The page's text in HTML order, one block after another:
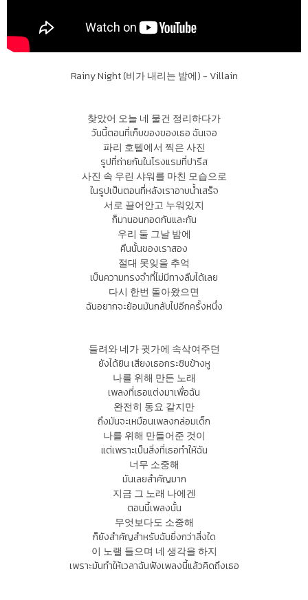
Rainy Night (비가 내리는 밤에) - Villain
찾았어 오늘 네 물건 정리하다가
วันนี้ตอนที่เก็บของของเธอ ฉันเจอ
파리 호텔에서 찍은 사진
รูปที่ถ่ายกันในโรงแรมที่ปารีส
사진 속 우린 샤워를 마친 모습으로
ในรูปเป็นตอนที่หลังเราอาบน้ำเสร็จ
서로 끌어안고 누워있지
ก็มานอนกอดกันและกัน
우리 둘 그날 밤에
คืนนั้นของเราสอง
절대 못잊을 추억
เป็นความทรงจำที่ไม่มีทางลืมได้เลย
다시 한번 돌아왔으면
ฉันอยากจะย้อนมันกลับไปอีกครั้งหนึ่ง
들려와 네가 귓가에 속삭여주던
ยังได้ยิน เสียงเธอกระซิบข้างหู
나를 위해 만든 노래
เพลงที่เธอแต่งมาเพื่อฉัน
완전히 동요 같지만
ถึงมันจะเหมือนเพลงกล่อมเด็ก
나를 위해 만들어준 것이
แต่เพราะเป็นสิ่งที่เธอทำให้ฉัน
너무 소중해
มันเลยสำคัญมาก
지금 그 노래 나에겐
ตอนนี้เพลงนั้น
무엇보다도 소중해
ก็ยังสำคัญสำหรับฉันยิ่งกว่าสิ่งใด
이 노랠 들으며 네 생각을 하지
เพราะมันทำให้เวลาฉันฟังเพลงนี้แล้วคิดถึงเธอ